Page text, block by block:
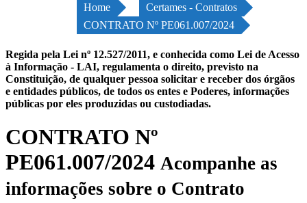
Home
Certames - Contratos
CONTRATO Nº PE061.007/2024
Regida pela Lei nº 12.527/2011, e conhecida como Lei de Acesso
à Informação - LAI, regulamenta o direito, previsto na
Constituição, de qualquer pessoa solicitar e receber dos órgãos
e entidades públicos, de todos os entes e Poderes, informações
públicas por eles produzidas ou custodiadas.
CONTRATO Nº
PE061.007/2024 Acompanhe as
informações sobre o Contrato